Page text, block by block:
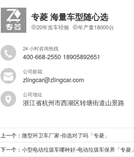
专菱 海量车型随心选
20年造车经验 年产量18000台
24 小时咨询热线
400-668-2550 18905892651
公司邮箱
zlingcar@zlingcar.com
公司地址
浙江省杭州市西湖区转塘街道山景路
上一个： 微型环卫车厂家-你选对了吗「专菱」
下一个： 小型电动垃圾车哪种好-电动垃圾车保养「专菱」